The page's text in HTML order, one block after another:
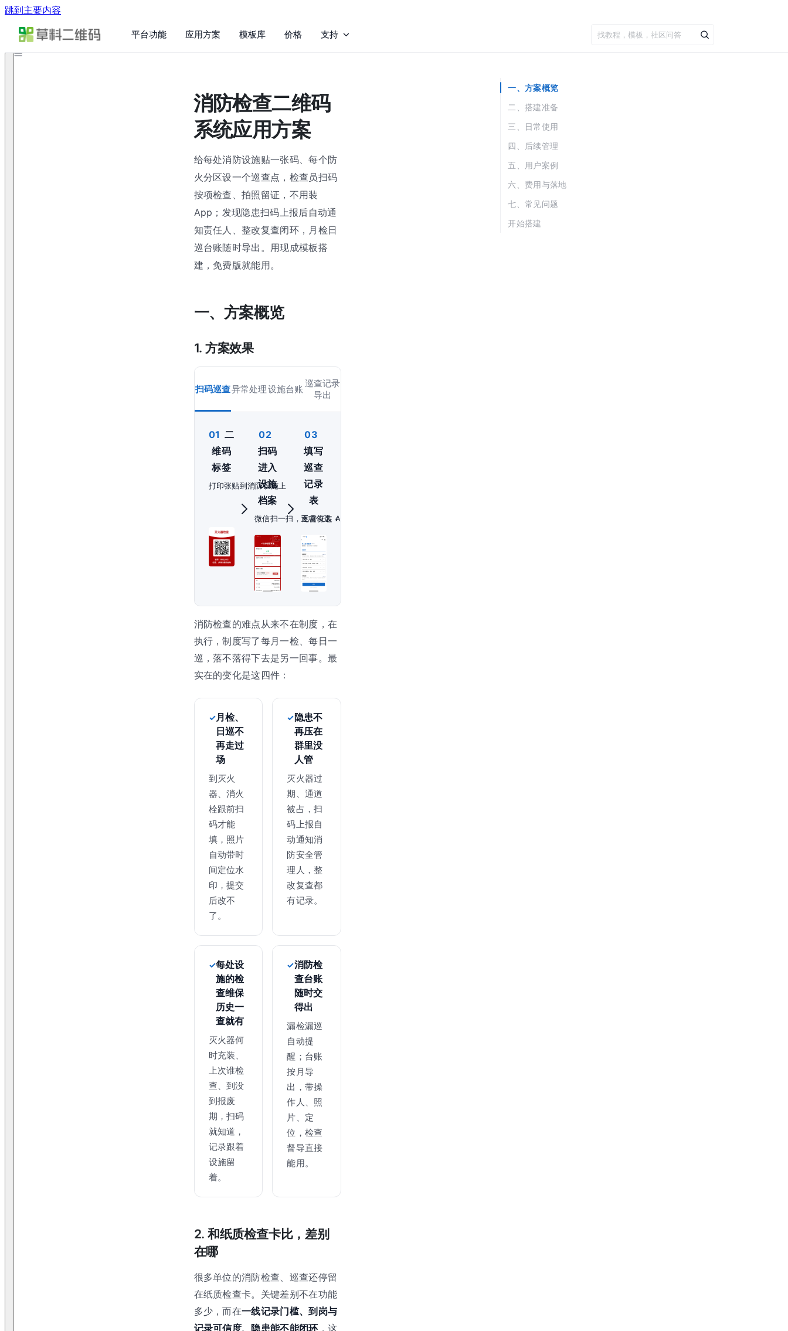
跳到主要内容
平台功能 应用方案 模板库 价格 支持
一、方案概览
二、搭建准备
三、日常使用
四、后续管理
五、用户案例
六、费用与落地
七、常见问题
开始搭建
消防检查二维码
系统应用方案
给每处消防设施贴一张码、每个防
火分区设一个巡查点，检查员扫码
按项检查、拍照留证，不用装
App；发现隐患扫码上报后自动通
知责任人、整改复查闭环，月检日
巡台账随时导出。用现成模板搭
建，免费版就能用。
一、方案概览
1. 方案效果
扫码巡查异常处理设施台账
巡查记录
导出
01 二
维码
标签
打印张贴到消防设施上
02
扫码
进入
设施
档案
微信扫一扫，无需安装 App
03
填写
巡查
记录
表
逐项勾选 + 现场拍照 + 提交
消防检查的难点从来不在制度，在
执行，制度写了每月一检、每日一
巡，落不落得下去是另一回事。最
实在的变化是这四件：
月检、
日巡不
再走过
场
到灭火
器、消火
栓跟前扫
码才能
填，照片
自动带时
间定位水
印，提交
后改不
了。
隐患不
再压在
群里没
人管
灭火器过
期、通道
被占，扫
码上报自
动通知消
防安全管
理人，整
改复查都
有记录。
每处设
施的检
查维保
历史一
查就有
灭火器何
时充装、
上次谁检
查、到没
到报废
期，扫码
就知道，
记录跟着
设施留
着。
消防检
查台账
随时交
得出
漏检漏巡
自动提
醒；台账
按月导
出，带操
作人、照
片、定
位，检查
督导直接
能用。
2. 和纸质检查卡比，差别
在哪
很多单位的消防检查、巡查还停留
在纸质检查卡。关键差别不在功能
多少，而在一线记录门槛、到岗与
记录可信度、隐患能不能闭环，这